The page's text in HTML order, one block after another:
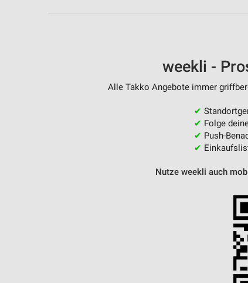
weekli -
Alle Takko Angebote immer
✔
✔ Folge
✔ Push-
✔
Nutze weekli auch
Analyse von Zielgruppen durch Statistiken oder
Entwicklung und Verbesserung der Angebote
Verwendung reduzierter Daten zur Auswahl von Inhalten
Geräte anhand von aktiv angeforderten Informationen